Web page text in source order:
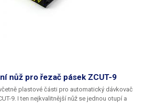
nůž pro řezač pásek ZCUT-9
plastové části pro automatický dávkovač
9. I ten nejkvalitnější nůž se jednou otupí a